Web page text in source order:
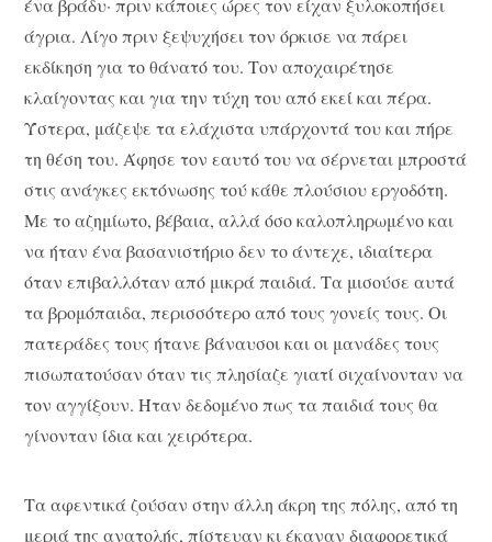
ένα βράδυ· πριν κάποιες ώρες τον είχαν ξυλοκοπήσει
άγρια. Λίγο πριν ξεψυχήσει τον όρκισε να πάρει
εκδίκηση για το θάνατό του. Τον αποχαιρέτησε
κλαίγοντας και για την τύχη του από εκεί και πέρα.
Ύστερα, μάζεψε τα ελάχιστα υπάρχοντά του και πήρε
τη θέση του. Άφησε τον εαυτό του να σέρνεται μπροστά
στις ανάγκες εκτόνωσης τού κάθε πλούσιου εργοδότη.
Με το αζημίωτο, βέβαια, αλλά όσο καλοπληρωμένο και
να ήταν ένα βασανιστήριο δεν το άντεχε, ιδιαίτερα
όταν επιβαλλόταν από μικρά παιδιά. Τα μισούσε αυτά
τα βρομόπαιδα, περισσότερο από τους γονείς τους. Οι
πατεράδες τους ήτανε βάναυσοι και οι μανάδες τους
πισωπατούσαν όταν τις πλησίαζε γιατί σιχαίνονταν να
τον αγγίξουν. Ήταν δεδομένο πως τα παιδιά τους θα
γίνονταν ίδια και χειρότερα.
Τα αφεντικά ζούσαν στην άλλη άκρη της πόλης, από τη
μεριά της ανατολής, πίστευαν κι έκαναν διαφορετικά